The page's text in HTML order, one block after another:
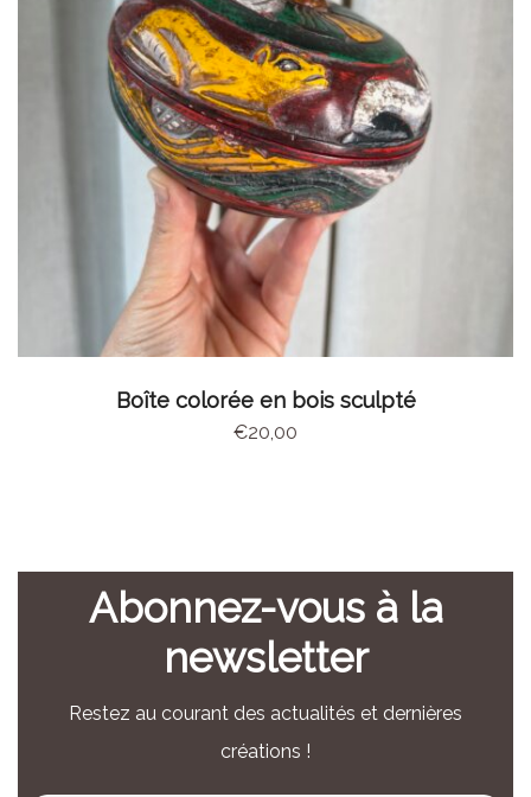
AJOUTER AU PANIER
Boîte colorée en bois sculpté
€20,00
Abonnez-vous à la
newsletter
Restez au courant des actualités et dernières
créations !